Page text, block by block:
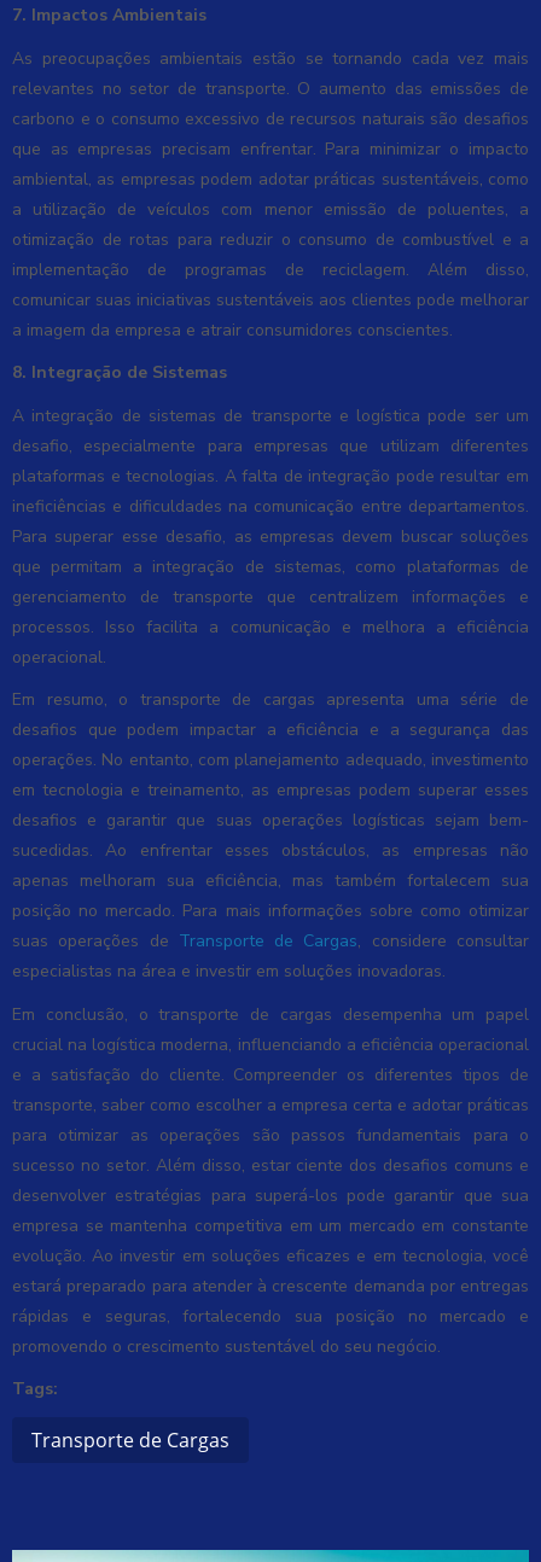
7. Impactos Ambientais
As preocupações ambientais estão se tornando cada vez mais
relevantes no setor de transporte. O aumento das emissões de
carbono e o consumo excessivo de recursos naturais são desafios
que as empresas precisam enfrentar. Para minimizar o impacto
ambiental, as empresas podem adotar práticas sustentáveis, como
a utilização de veículos com menor emissão de poluentes, a
otimização de rotas para reduzir o consumo de combustível e a
implementação de programas de reciclagem. Além disso,
comunicar suas iniciativas sustentáveis aos clientes pode melhorar
a imagem da empresa e atrair consumidores conscientes.
8. Integração de Sistemas
A integração de sistemas de transporte e logística pode ser um
desafio, especialmente para empresas que utilizam diferentes
plataformas e tecnologias. A falta de integração pode resultar em
ineficiências e dificuldades na comunicação entre departamentos.
Para superar esse desafio, as empresas devem buscar soluções
que permitam a integração de sistemas, como plataformas de
gerenciamento de transporte que centralizem informações e
processos. Isso facilita a comunicação e melhora a eficiência
operacional.
Em resumo, o transporte de cargas apresenta uma série de
desafios que podem impactar a eficiência e a segurança das
operações. No entanto, com planejamento adequado, investimento
em tecnologia e treinamento, as empresas podem superar esses
desafios e garantir que suas operações logísticas sejam bem-
sucedidas. Ao enfrentar esses obstáculos, as empresas não
apenas melhoram sua eficiência, mas também fortalecem sua
posição no mercado. Para mais informações sobre como otimizar
suas operações de Transporte de Cargas, considere consultar
especialistas na área e investir em soluções inovadoras.
Em conclusão, o transporte de cargas desempenha um papel
crucial na logística moderna, influenciando a eficiência operacional
e a satisfação do cliente. Compreender os diferentes tipos de
transporte, saber como escolher a empresa certa e adotar práticas
para otimizar as operações são passos fundamentais para o
sucesso no setor. Além disso, estar ciente dos desafios comuns e
desenvolver estratégias para superá-los pode garantir que sua
empresa se mantenha competitiva em um mercado em constante
evolução. Ao investir em soluções eficazes e em tecnologia, você
estará preparado para atender à crescente demanda por entregas
rápidas e seguras, fortalecendo sua posição no mercado e
promovendo o crescimento sustentável do seu negócio.
Tags:
Transporte de Cargas